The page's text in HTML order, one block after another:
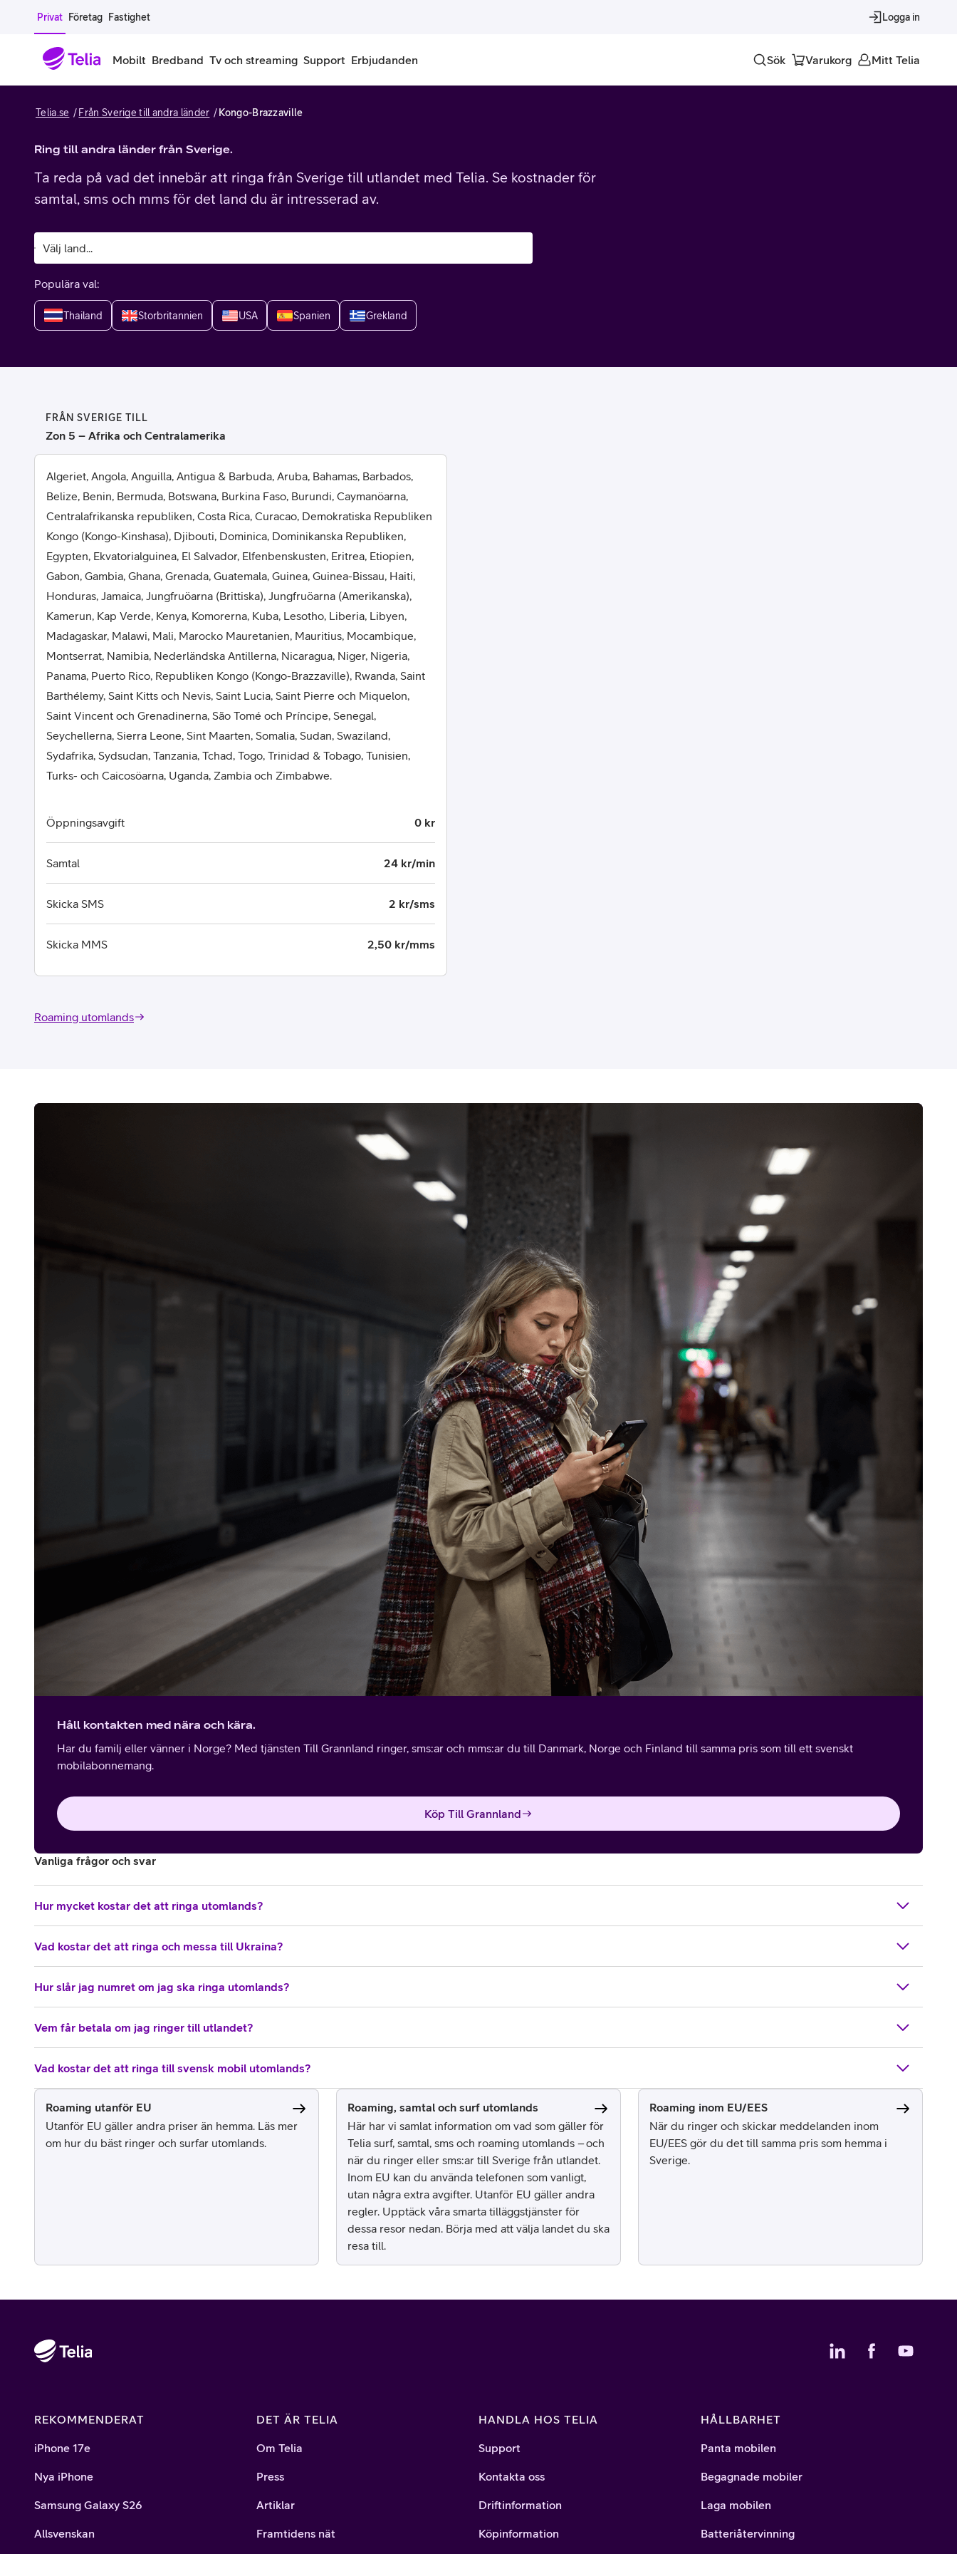
Gå till sidans innehåll
Privat Företag Fastighet Logga in
Mobilt
Mobiltelefoner
iPhone
Samsung Galaxy
Alla mobiltelefoner
Begagnade mobiltelefoner
Billiga mobiltelefoner
Hörlurar
Mobilabonnemang
Familjeabonnemang Ladda kontantkort
Apple Watch
Samsung Galaxy Watch
Alla smartwatches
4G/5G Surfplattor
Wifi Surfplattor
Tillbehör
Bredband Tv och streaming Support Erbjudanden Sök Varukorg Mitt Telia
Telia.se Från Sverige till andra länder Kongo-Brazzaville
Ring till andra länder från Sverige.
Ta reda på vad det innebär att ringa från Sverige till utlandet med Telia. Se kostnader för
samtal, sms och mms för det land du är intresserad av.
Populära val:
Thailand Storbritannien USA Spanien Grekland
FRÅN SVERIGE TILL
Zon 5 – Afrika och Centralamerika
Algeriet, Angola, Anguilla, Antigua & Barbuda, Aruba, Bahamas, Barbados,
Belize, Benin, Bermuda, Botswana, Burkina Faso, Burundi, Caymanöarna,
Centralafrikanska republiken, Costa Rica, Curacao, Demokratiska Republiken
Kongo (Kongo-Kinshasa), Djibouti, Dominica, Dominikanska Republiken,
Egypten, Ekvatorialguinea, El Salvador, Elfenbenskusten, Eritrea, Etiopien,
Gabon, Gambia, Ghana, Grenada, Guatemala, Guinea, Guinea-Bissau, Haiti,
Honduras, Jamaica, Jungfruöarna (Brittiska), Jungfruöarna (Amerikanska),
Kamerun, Kap Verde, Kenya, Komorerna, Kuba, Lesotho, Liberia, Libyen,
Madagaskar, Malawi, Mali, Marocko Mauretanien, Mauritius, Mocambique,
Montserrat, Namibia, Nederländska Antillerna, Nicaragua, Niger, Nigeria,
Panama, Puerto Rico, Republiken Kongo (Kongo-Brazzaville), Rwanda, Saint
Barthélemy, Saint Kitts och Nevis, Saint Lucia, Saint Pierre och Miquelon,
Saint Vincent och Grenadinerna, São Tomé och Príncipe, Senegal,
Seychellerna, Sierra Leone, Sint Maarten, Somalia, Sudan, Swaziland,
Sydafrika, Sydsudan, Tanzania, Tchad, Togo, Trinidad & Tobago, Tunisien,
Turks- och Caicosöarna, Uganda, Zambia och Zimbabwe.
Öppningsavgift 0 kr
Samtal 24 kr/min
Skicka SMS 2 kr/sms
Skicka MMS 2,50 kr/mms
Roaming utomlands
Håll kontakten med nära och kära.
Har du familj eller vänner i Norge? Med tjänsten Till Grannland ringer, sms:ar och mms:ar du till Danmark, Norge och Finland till samma pris som till ett svenskt
mobilabonnemang.
Köp Till Grannland
Vanliga frågor och svar
Hur mycket kostar det att ringa utomlands?
Vad kostar det att ringa och messa till Ukraina?
Hur slår jag numret om jag ska ringa utomlands?
Vem får betala om jag ringer till utlandet?
Vad kostar det att ringa till svensk mobil utomlands?
Roaming utanför EU
Utanför EU gäller andra priser än hemma. Läs mer
om hur du bäst ringer och surfar utomlands.
Roaming, samtal och surf utomlands
Här har vi samlat information om vad som gäller för
Telia surf, samtal, sms och roaming utomlands – och
när du ringer eller sms:ar till Sverige från utlandet.
Inom EU kan du använda telefonen som vanligt,
utan några extra avgifter. Utanför EU gäller andra
regler. Upptäck våra smarta tilläggstjänster för
dessa resor nedan. Börja med att välja landet du ska
resa till.
Roaming inom EU/EES
När du ringer och skickar meddelanden inom
EU/EES gör du det till samma pris som hemma i
Sverige.
REKOMMENDERAT
iPhone 17e
Nya iPhone
Samsung Galaxy S26
Allsvenskan
DET ÄR TELIA
Om Telia
Press
Artiklar
Framtidens nät
HANDLA HOS TELIA
Support
Kontakta oss
Driftinformation
Köpinformation
HÅLLBARHET
Panta mobilen
Begagnade mobiler
Laga mobilen
Batteriåtervinning